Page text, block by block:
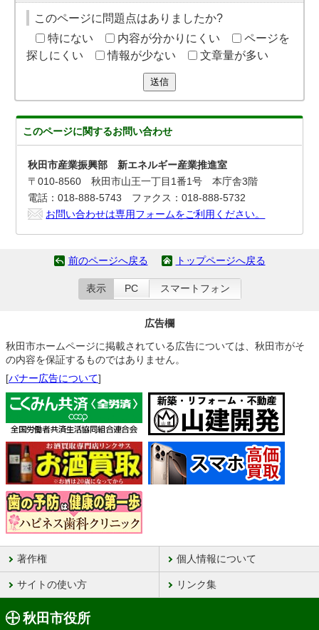
このページに問題点はありましたか?
特にない
内容が分かりにくい
ページを
探しにくい
情報が少ない 文章量が多い
送信
このページに関するお問い合わせ
秋田市産業振興部 新エネルギー産業推進室
〒010-8560 秋田市山王一丁目1番1号 本庁舎3階
電話：018-888-5743 ファクス：018-888-5732
お問い合わせは専用フォームをご利用ください。
前のページへ戻る トップページへ戻る
表示 PC スマートフォン
広告欄
秋田市ホームページに掲載されている広告については、秋田市がそ
の内容を保証するものではありません。
[バナー広告について]
著作権 個人情報について
サイトの使い方 リンク集
秋田市役所